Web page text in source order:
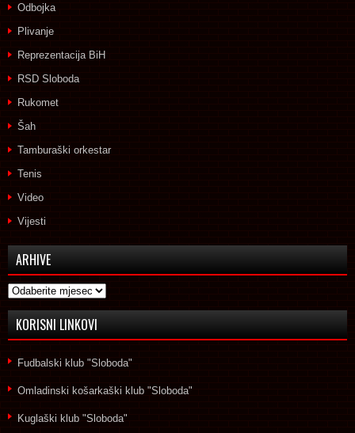
Odbojka
Plivanje
Reprezentacija BiH
RSD Sloboda
Rukomet
Šah
Tamburaški orkestar
Tenis
Video
Vijesti
ARHIVE
Arhive
KORISNI LINKOVI
Fudbalski klub "Sloboda"
Omladinski košarkaški klub "Sloboda"
Kuglaški klub "Sloboda"